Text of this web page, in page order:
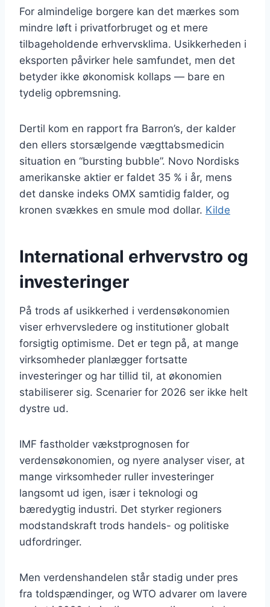
For almindelige borgere kan det mærkes som
mindre løft i privatforbruget og et mere
tilbageholdende erhvervsklima. Usikkerheden i
eksporten påvirker hele samfundet, men det
betyder ikke økonomisk kollaps — bare en
tydelig opbremsning.
Dertil kom en rapport fra Barron’s, der kalder
den ellers storsælgende vægttabsmedicin
situation en “bursting bubble”. Novo Nordisks
amerikanske aktier er faldet 35 % i år, mens
det danske indeks OMX samtidig falder, og
kronen svækkes en smule mod dollar. Kilde
International erhvervstro og
investeringer
På trods af usikkerhed i verdensøkonomien
viser erhvervsledere og institutioner globalt
forsigtig optimisme. Det er tegn på, at mange
virksomheder planlægger fortsatte
investeringer og har tillid til, at økonomien
stabiliserer sig. Scenarier for 2026 ser ikke helt
dystre ud.
IMF fastholder vækstprognosen for
verdensøkonomien, og nyere analyser viser, at
mange virksomheder ruller investeringer
langsomt ud igen, især i teknologi og
bæredygtig industri. Det styrker regioners
modstandskraft trods handels- og politiske
udfordringer.
Men verdenshandelen står stadig under pres
fra toldspændinger, og WTO advarer om lavere